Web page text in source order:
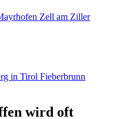
Zell am Ziller
in Tirol Fieberbrunn
wird oft